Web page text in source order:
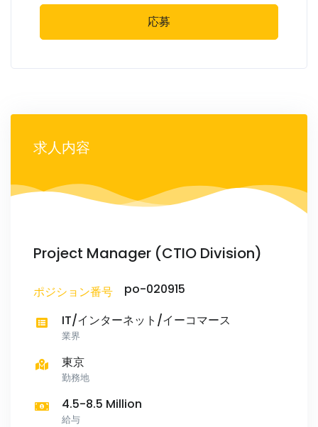
応募
求人内容
Project Manager (CTIO Division)
ポジション番号
po-020915
IT/インターネット/イーコマース
業界
東京
勤務地
4.5-8.5 Million
給与